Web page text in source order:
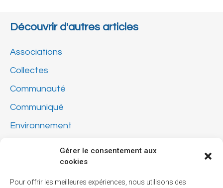
Gérer le consentement aux
cookies
Pour offrir les meilleures expériences, nous utilisons des
Découvrir d'autres articles
Associations
Collectes
Communauté
Communiqué
Environnement
Info-travaux
Municipal